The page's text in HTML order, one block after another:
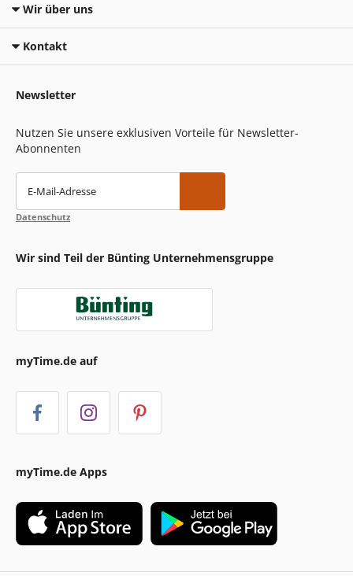
Wir über uns
Kontakt
Newsletter
Nutzen Sie unsere exklusiven Vorteile für Newsletter-
Abonnenten
E-Mail-Adresse
Datenschutz
Wir sind Teil der Bünting Unternehmensgruppe
myTime.de auf
myTime.de Apps